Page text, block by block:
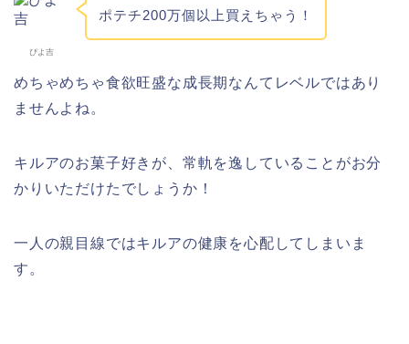
ぴよ吉
ポテチ200万個以上買えちゃう！
めちゃめちゃ食欲旺盛な成長期なんてレベルではあり
ませんよね。
キルアのお菓子好きが、常軌を逸していることがお分
かりいただけたでしょうか！
一人の親目線ではキルアの健康を心配してしまいま
す。